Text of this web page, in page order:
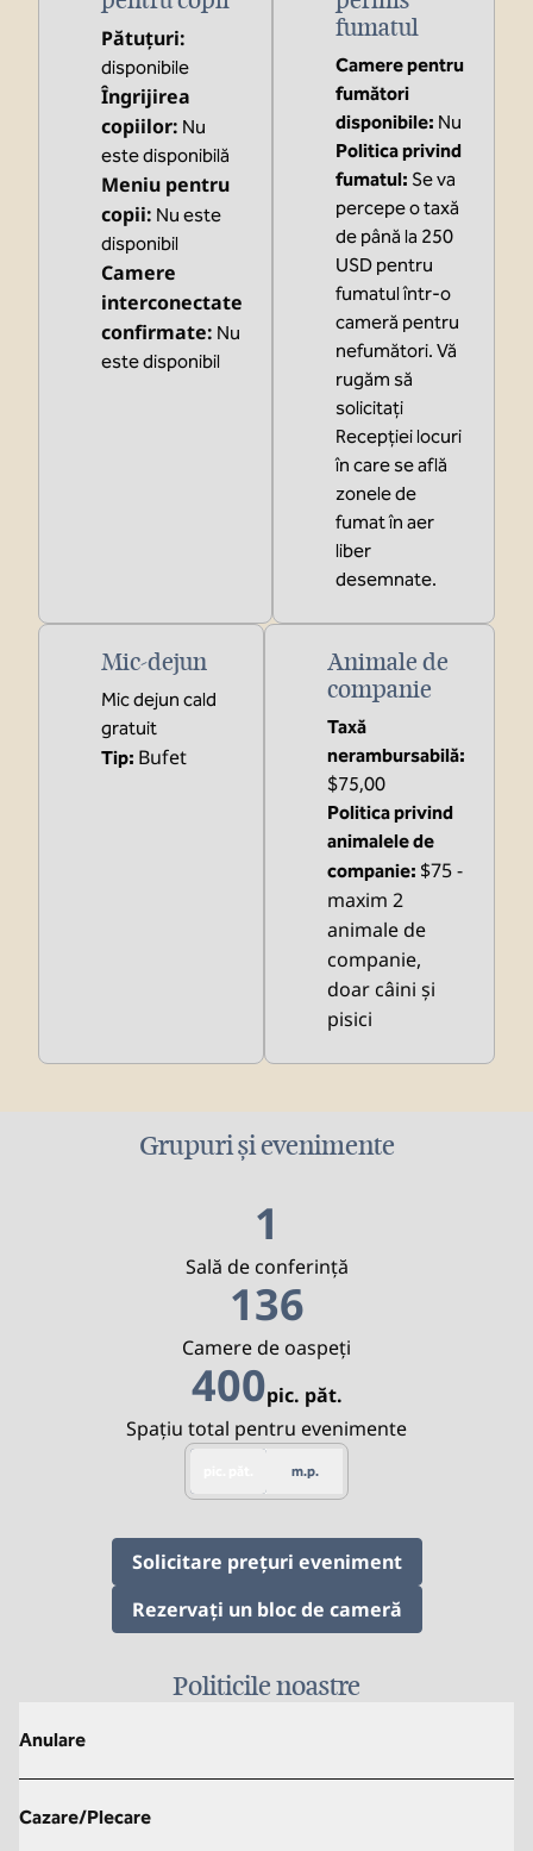
Pătuțuri:
disponibile
Îngrijirea
copiilor: Nu
este disponibilă
Meniu pentru
copii: Nu este
disponibil
Camere
interconectate
confirmate: Nu
este disponibil
fumatul
Camere pentru
fumători
disponibile: Nu
Politica privind
fumatul: Se va
percepe o taxă
de până la 250
USD pentru
fumatul într-o
cameră pentru
nefumători. Vă
rugăm să
solicitați
Recepției locuri
în care se află
zonele de
fumat în aer
liber
desemnate.
Mic-dejun
Mic dejun cald
gratuit
Tip: Bufet
Animale de
companie
Taxă
nerambursabilă:
$75,00
Politica privind
animalele de
companie: $75 -
maxim 2
animale de
companie,
doar câini și
pisici
Grupuri și evenimente
1
Sală de conferință
136
Camere de oaspeţi
400pic. păt.
Picioare pătrate
Spațiu total pentru evenimente
m.p.
Solicitare prețuri eveniment,
Rezervați un bloc de cameră,
Politicile noastre
Anulare
Cazare/Plecare